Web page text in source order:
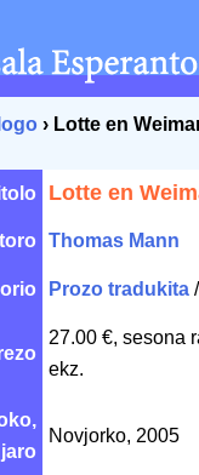
› Lotte en
Lotte en
Thomas Mann
Prozo tradukita
27.00 €, sesona
ekz.
jaro
Novjorko, 2005